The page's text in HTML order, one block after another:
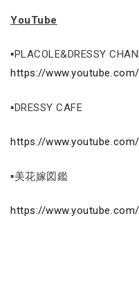
YouTube
▪PLACOLE&DRESSY
https://
▪DRESSY CAFE
https://
▪美花嫁図鑑
https://